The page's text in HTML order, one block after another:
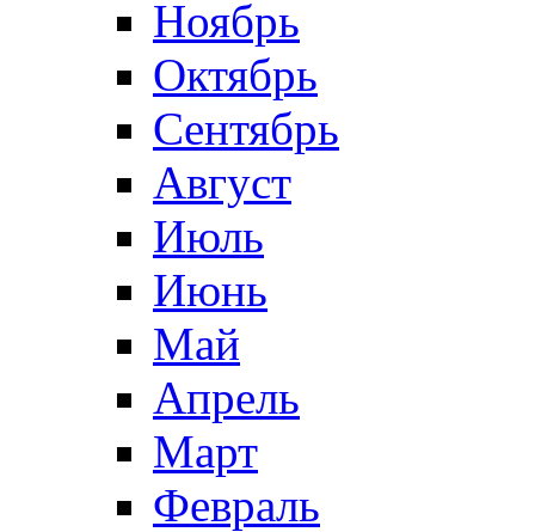
Ноябрь
Октябрь
Сентябрь
Август
Июль
Июнь
Май
Апрель
Март
Февраль